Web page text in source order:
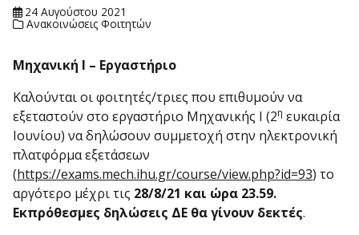
24 Αυγούστου 2021
Ανακοινώσεις Φοιτητών
Μηχανική Ι – Εργαστήριο
Καλούνται οι φοιτητές/τριες που επιθυμούν να
εξεταστούν στο εργαστήριο Μηχανικής Ι (2η ευκαιρία
Ιουνίου) να δηλώσουν συμμετοχή στην ηλεκτρονική
πλατφόρμα εξετάσεων
(https://exams.mech.ihu.gr/course/view.php?id=93) το
αργότερο μέχρι τις 28/8/21 και ώρα 23.59.
Εκπρόθεσμες δηλώσεις ΔΕ θα γίνουν δεκτές.